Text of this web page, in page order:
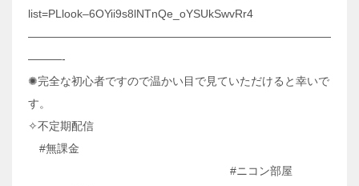
list=PLlook–6OYii9s8lNTnQe_oYSUkSwvRr4
———————————————————————————
———-
✺完全な初心者ですので温かい目で見ていただけると幸いで
す。
✧不定期配信
#無課金
#ニコン部屋